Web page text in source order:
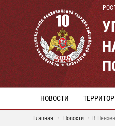
НОВОСТИ
Главная Новости В